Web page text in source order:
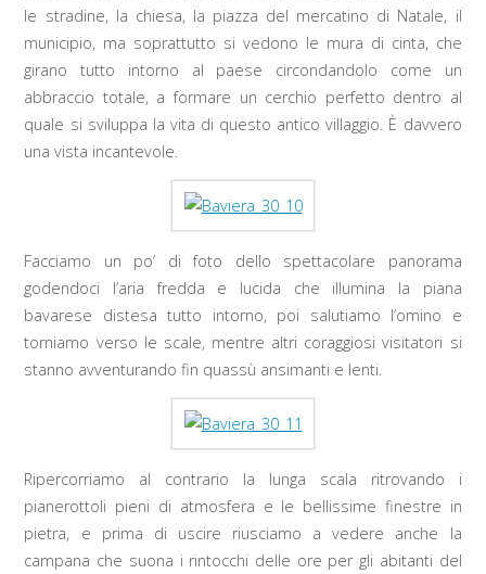
le stradine, la chiesa, la piazza del mercatino di Natale, il
municipio, ma soprattutto si vedono le mura di cinta, che
girano tutto intorno al paese circondandolo come un
abbraccio totale, a formare un cerchio perfetto dentro al
quale si sviluppa la vita di questo antico villaggio. È davvero
una vista incantevole.
Facciamo un po’ di foto dello spettacolare panorama
godendoci l’aria fredda e lucida che illumina la piana
bavarese distesa tutto intorno, poi salutiamo l’omino e
torniamo verso le scale, mentre altri coraggiosi visitatori si
stanno avventurando fin quassù ansimanti e lenti.
Ripercorriamo al contrario la lunga scala ritrovando i
pianerottoli pieni di atmosfera e le bellissime finestre in
pietra, e prima di uscire riusciamo a vedere anche la
campana che suona i rintocchi delle ore per gli abitanti del